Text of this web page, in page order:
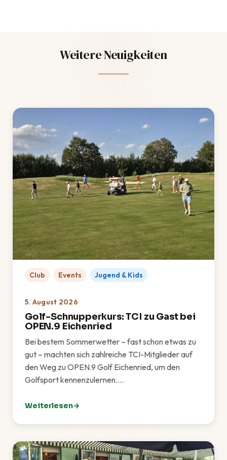
Weitere Neuigkeiten
Club Events Jugend & Kids
5. August 2026
Golf-Schnupperkurs: TCI zu Gast bei
OPEN.9 Eichenried
Bei bestem Sommerwetter – fast schon etwas zu
gut – machten sich zahlreiche TCI-Mitglieder auf
den Weg zu OPEN.9 Golf Eichenried, um den
Golfsport kennenzulernen.…
Weiterlesen
: Golf-Schnupperkurs: TCI zu Gast bei OPEN.9